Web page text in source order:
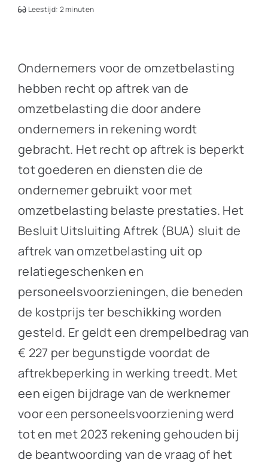
Leestijd: 2 minuten
Ondernemers voor de omzetbelasting
hebben recht op aftrek van de
omzetbelasting die door andere
ondernemers in rekening wordt
gebracht. Het recht op aftrek is beperkt
tot goederen en diensten die de
ondernemer gebruikt voor met
omzetbelasting belaste prestaties. Het
Besluit Uitsluiting Aftrek (BUA) sluit de
aftrek van omzetbelasting uit op
relatiegeschenken en
personeelsvoorzieningen, die beneden
de kostprijs ter beschikking worden
gesteld. Er geldt een drempelbedrag van
€ 227 per begunstigde voordat de
aftrekbeperking in werking treedt. Met
een eigen bijdrage van de werknemer
voor een personeelsvoorziening werd
tot en met 2023 rekening gehouden bij
de beantwoording van de vraag of het